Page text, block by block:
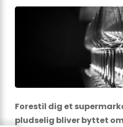
Forestil dig et
pludselig bliver byttet